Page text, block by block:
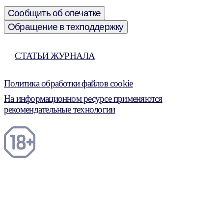
Сообщить об опечатке
Обращение в техподдержку
СТАТЬИ ЖУРНАЛА
Политика обработки файлов cookie
На информационном ресурсе применяются
рекомендательные технологии